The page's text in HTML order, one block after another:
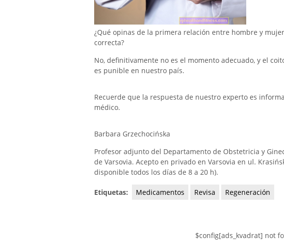
¿Qué opinas de la primera relación entre hombre y
correcta?
No, definitivamente no es el momento adecuado, y el
es punible en nuestro país.
Recuerde que la respuesta de nuestro experto es
médico.
Barbara Grzechocińska
Profesor adjunto del Departamento de Obstetricia y
de Varsovia. Acepto en privado en Varsovia en ul.
disponible todos los días de 8 a 20 h).
Etiquetas: Medicamentos Revisa Regeneración
$config[ads_kvadrat] not